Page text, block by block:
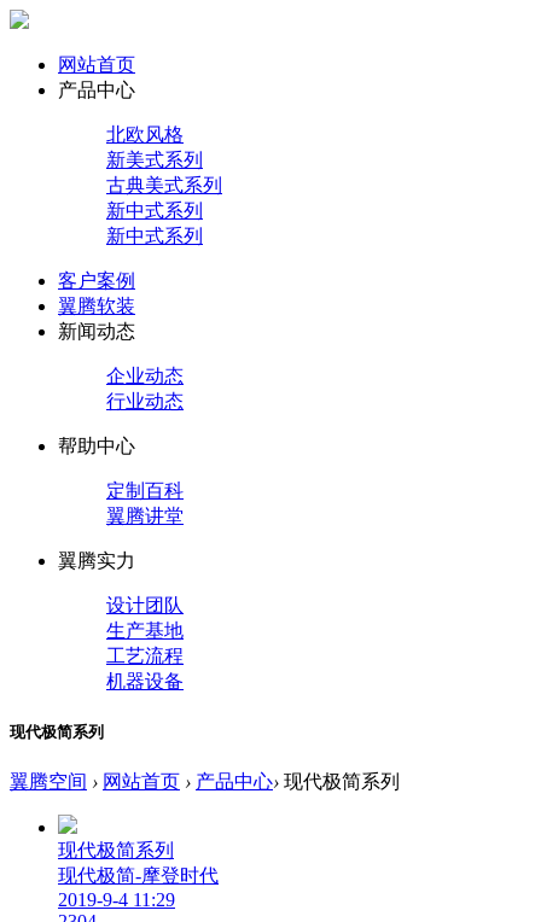
网站首页
产品中心
北欧风格
新美式系列
古典美式系列
新中式系列
新中式系列
客户案例
翼腾软装
新闻动态
企业动态
行业动态
帮助中心
定制百科
翼腾讲堂
翼腾实力
设计团队
生产基地
工艺流程
机器设备
现代极简系列
翼腾空间 › 网站首页 › 产品中心› 现代极简系列
现代极简系列
现代极简-摩登时代
2019-9-4 11:29